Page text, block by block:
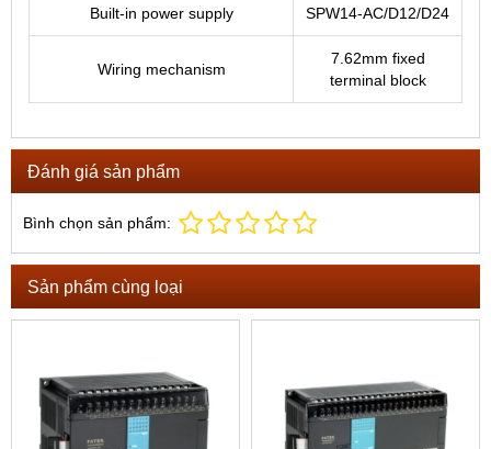
Built-in power supply SPW14-AC/D12/D24
Wiring mechanism
7.62mm fixed
terminal block
Đánh giá sản phẩm
Bình chọn sản phẩm:
Sản phẩm cùng loại